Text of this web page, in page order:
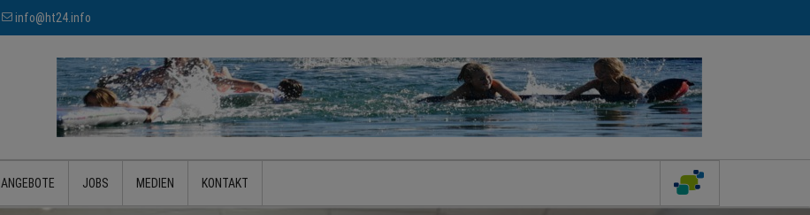
info@ht24.info
ANGEBOTE JOBS MEDIEN KONTAKT